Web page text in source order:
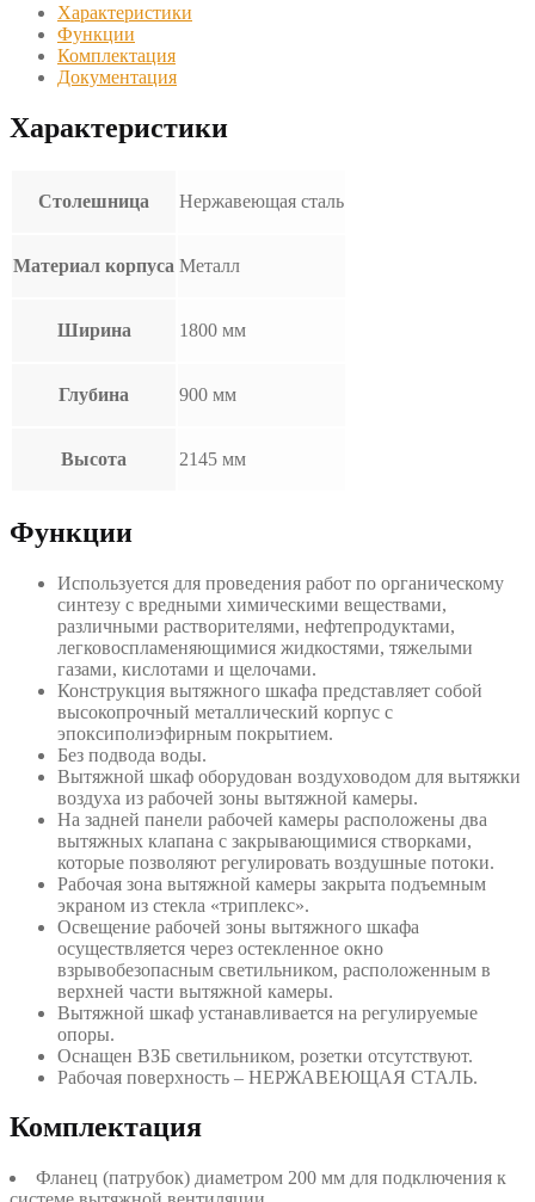
Характеристики
Функции
Комплектация
Документация
Характеристики
Столешница Нержавеющая сталь
Материал корпуса Металл
Ширина 1800 мм
Глубина 900 мм
Высота 2145 мм
Функции
Используется для проведения работ по органическому
синтезу с вредными химическими веществами,
различными растворителями, нефтепродуктами,
легковоспламеняющимися жидкостями, тяжелыми
газами, кислотами и щелочами.
Конструкция вытяжного шкафа представляет собой
высокопрочный металлический корпус с
эпоксиполиэфирным покрытием.
Без подвода воды.
Вытяжной шкаф оборудован воздуховодом для вытяжки
воздуха из рабочей зоны вытяжной камеры.
На задней панели рабочей камеры расположены два
вытяжных клапана с закрывающимися створками,
которые позволяют регулировать воздушные потоки.
Рабочая зона вытяжной камеры закрыта подъемным
экраном из стекла «триплекс».
Освещение рабочей зоны вытяжного шкафа
осуществляется через остекленное окно
взрывобезопасным светильником, расположенным в
верхней части вытяжной камеры.
Вытяжной шкаф устанавливается на регулируемые
опоры.
Оснащен ВЗБ светильником, розетки отсутствуют.
Рабочая поверхность – НЕРЖАВЕЮЩАЯ СТАЛЬ.
Комплектация
Фланец (патрубок) диаметром 200 мм для подключения к